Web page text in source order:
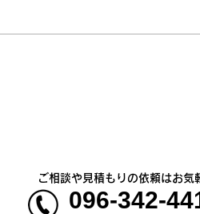
ご相談や見積もりの依頼はお気
096-342-